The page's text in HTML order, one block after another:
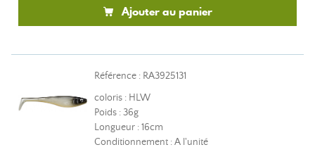
Ajouter au panier
Référence : RA3925131
coloris : HLW
Poids : 36g
Longueur : 16cm
Conditionnement : A l'unité